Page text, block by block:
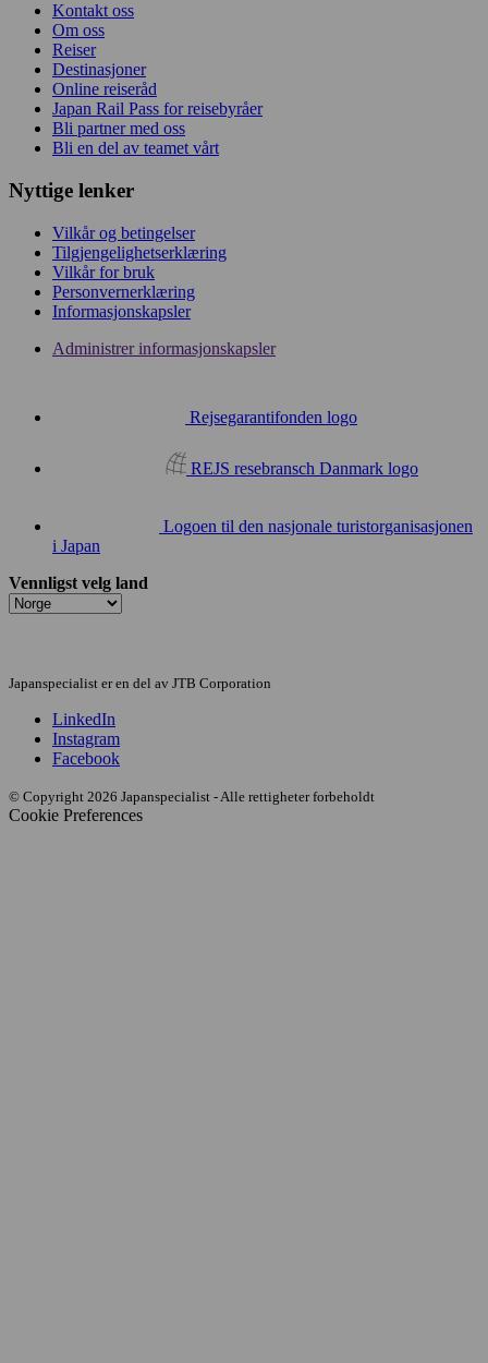
Kontakt oss
Om oss
Reiser
Destinasjoner
Online reiseråd
Japan Rail Pass for reisebyråer
Bli partner med oss
Bli en del av teamet vårt
Nyttige lenker
Vilkår og betingelser
Tilgjengelighetserklæring
Vilkår for bruk
Personvernerklæring
Informasjonskapsler
Administrer informasjonskapsler
Rejsegarantifonden logo
REJS resebransch Danmark logo
Logoen til den nasjonale turistorganisasjonen
i Japan
Vennligst velg land
Japanspecialist er en del av JTB Corporation
LinkedIn
Instagram
Facebook
© Copyright 2026 Japanspecialist - Alle rettigheter forbeholdt
Cookie Preferences